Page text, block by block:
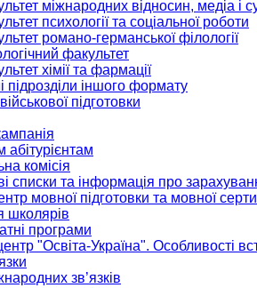
міжнародних відносин, медіа і
психології та соціальної роботи
романо-германської філології
факультет
хімії та фармації
підрозділи іншого формату
підготовки
абітурієнтам
комісія
списки та інформація про
мовної підготовки та мовної
школярів
програми
"Освіта-Україна". Особливості
зв’язків